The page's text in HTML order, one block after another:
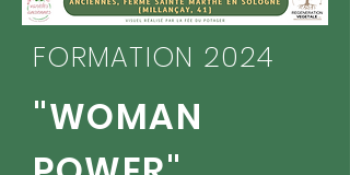
FORMATION 2024
"WOMAN